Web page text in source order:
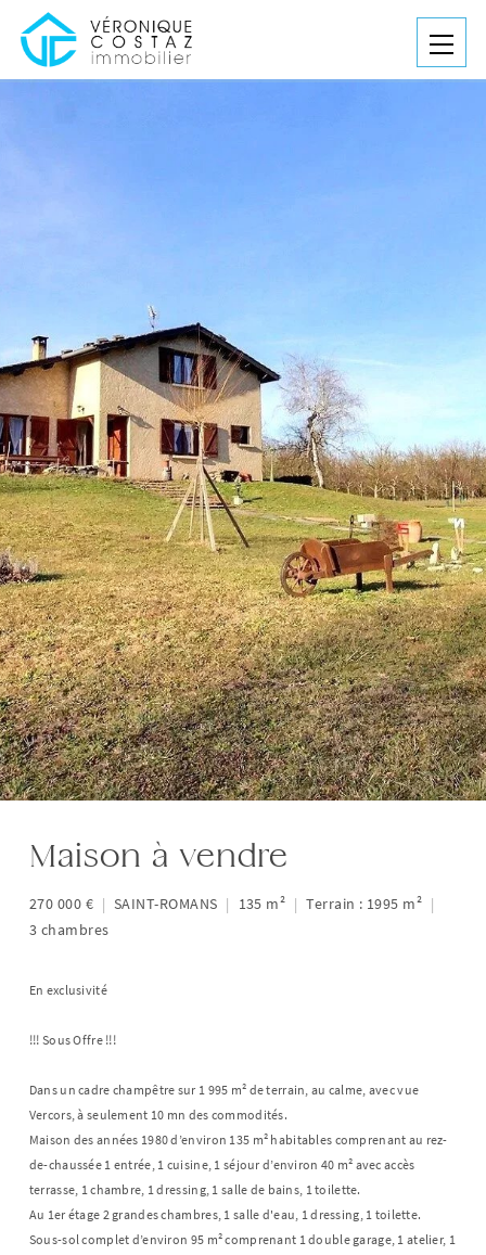
Maison à vendre
270 000 € | SAINT-ROMANS | 135 m² | Terrain : 1995 m² |
3 chambres
En exclusivité
!!! Sous Offre !!!
Dans un cadre champêtre sur 1 995 m² de terrain, au calme, avec vue
Vercors, à seulement 10 mn des commodités.
Maison des années 1980 d’environ 135 m² habitables comprenant au rez-
de-chaussée 1 entrée, 1 cuisine, 1 séjour d’environ 40 m² avec accès
terrasse, 1 chambre, 1 dressing, 1 salle de bains, 1 toilette.
Au 1er étage 2 grandes chambres, 1 salle d'eau, 1 dressing, 1 toilette.
Sous-sol complet d’environ 95 m² comprenant 1 double garage, 1 atelier, 1